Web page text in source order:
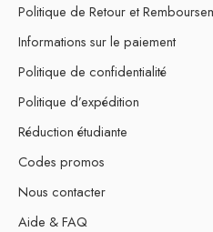
Politique de Retour et
Informations sur le paiement
Politique de confidentialité
Politique d’expédition
Réduction étudiante
Codes promos
Nous contacter
Aide & FAQ